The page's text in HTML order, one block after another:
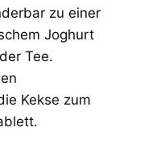
zu einer
Joghurt
Tee.
Kekse zum